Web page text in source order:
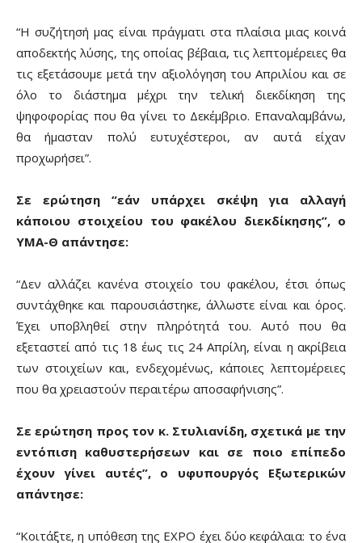
“Η συζήτησή μας είναι πράγματι στα πλαίσια μιας κοινά
αποδεκτής λύσης, της οποίας βέβαια, τις λεπτομέρειες θα
τις εξετάσουμε μετά την αξιολόγηση του Απριλίου και σε
όλο το διάστημα μέχρι την τελική διεκδίκηση της
ψηφοφορίας που θα γίνει το Δεκέμβριο. Επαναλαμβάνω,
θα ήμασταν πολύ ευτυχέστεροι, αν αυτά είχαν
προχωρήσει”.
Σε ερώτηση “εάν υπάρχει σκέψη για αλλαγή
κάποιου στοιχείου του φακέλου διεκδίκησης”, ο
ΥΜΑ-Θ απάντησε:
“Δεν αλλάζει κανένα στοιχείο του φακέλου, έτσι όπως
συντάχθηκε και παρουσιάστηκε, άλλωστε είναι και όρος.
Έχει υποβληθεί στην πληρότητά του. Αυτό που θα
εξεταστεί από τις 18 έως τις 24 Απρίλη, είναι η ακρίβεια
των στοιχείων και, ενδεχομένως, κάποιες λεπτομέρειες
που θα χρειαστούν περαιτέρω αποσαφήνισης”.
Σε ερώτηση προς τον κ. Στυλιανίδη, σχετικά με την
εντόπιση καθυστερήσεων και σε ποιο επίπεδο
έχουν γίνει αυτές”, ο υφυπουργός Εξωτερικών
απάντησε:
“Κοιτάξτε, η υπόθεση της ΕΧΡΟ έχει δύο κεφάλαια: το ένα